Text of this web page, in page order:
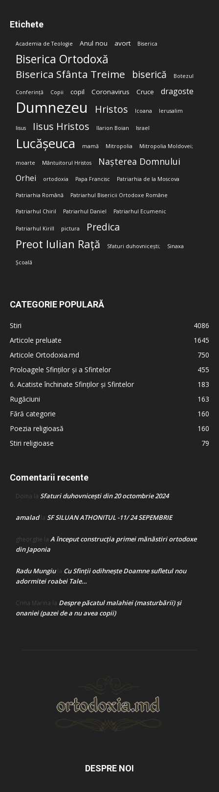
Etichete
Academia de Teologie Anul nou avort Biserica
Biserica Ortodoxă
Biserica Sfânta Treime biserică Botezul
Conferință Copii copil Coronavirus Cruce dragoste
Dumnezeu Hristos Icoana Ierusalim
Iisus Iisus Hristos Ilarion Boian Israel
Lucășeuca mamă Mitropolia Mitropolia Moldovei;
moarte Mântuitorul Hristos Nașterea Domnului
Orhei ortodoxia Papa Francisc Patriarhia de la Moscova
Patriarhia Română Patriarhul Bisericii Ortodoxe Române
Patriarhul Chiril Patriarhul Daniel Patriarhul Ecumenic
Patriarhul Kirill pictura Predica
Preot Iulian Rață Sfaturi duhovnicești; Sinaxa
Școală
CATEGORIE POPULARĂ
Stiri
4086
Articole preluate
1645
Articole Ortodoxia.md
750
Proloagele Sfinților și a Sfintelor
455
6. Acatiste închinate Sfinților și Sfintelor
183
Rugăciuni
163
Fără categorie
160
Poezia religioasă
160
Stiri religioase
79
Comentarii recente
Doina la Sfaturi duhovnicești din 20 octombrie 2024
amaladla SF SILUAN ATHONITUL -11/ 24 SEPEMBRIE
gheorghe la A început construcţia primei mănăstiri ortodoxe
din Japonia
Radu Mungiula Cu Sfinții odihnește Doamne sufletul nou
adormitei roabei Tale…
Crina Marina la Despre păcatul malahiei (masturbării) şi
onaniei (pazei de a nu avea copii)
DESPRE NOI